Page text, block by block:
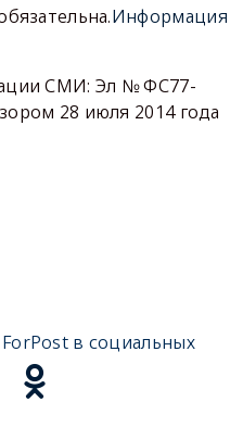
Информация
СМИ: Эл № ФС77-
28 июля 2014 года
в социальных